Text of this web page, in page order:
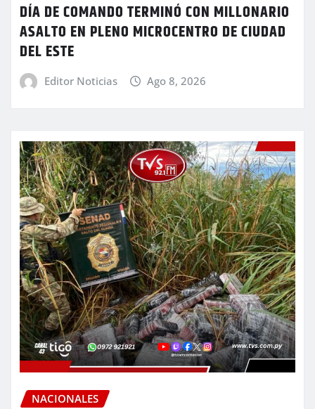
DÍA DE COMANDO TERMINÓ CON MILLONARIO
ASALTO EN PLENO MICROCENTRO DE CIUDAD
DEL ESTE
Editor Noticias Ago 8, 2026
NACIONALES